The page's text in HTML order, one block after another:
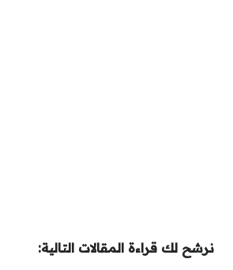
نرشح لك قراءة المقالات التالية: